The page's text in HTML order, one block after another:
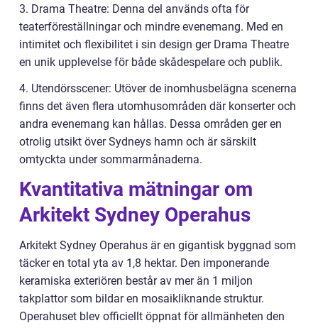
3. Drama Theatre: Denna del används ofta för
teaterföreställningar och mindre evenemang. Med en
intimitet och flexibilitet i sin design ger Drama Theatre
en unik upplevelse för både skådespelare och publik.
4. Utendörsscener: Utöver de inomhusbelägna scenerna
finns det även flera utomhusområden där konserter och
andra evenemang kan hållas. Dessa områden ger en
otrolig utsikt över Sydneys hamn och är särskilt
omtyckta under sommarmånaderna.
Kvantitativa mätningar om
Arkitekt Sydney Operahus
Arkitekt Sydney Operahus är en gigantisk byggnad som
täcker en total yta av 1,8 hektar. Den imponerande
keramiska exteriören består av mer än 1 miljon
takplattor som bildar en mosaikliknande struktur.
Operahuset blev officiellt öppnat för allmänheten den